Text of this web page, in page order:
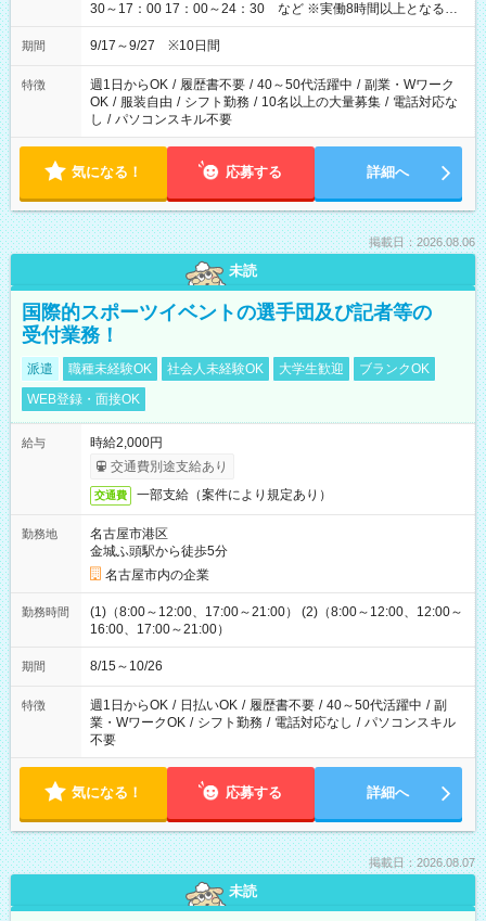
30～17：00 17：00～24：30 など ※実働8時間以上となる勤
務もあります。 【休憩】60分+他休憩あり 交替で取得します。
安全面に配慮しこまめな休憩があります。
期間 9/17～9/27 ※10日間
特徴 週1日からOK / 履歴書不要 / 40～50代活躍中 / 副業・Wワーク
OK / 服装自由 / シフト勤務 / 10名以上の大量募集 / 電話対応な
し / パソコンスキル不要
気になる！ 応募する 詳細へ
掲載日：2026.08.06
未読
国際的スポーツイベントの選手団及び記者等の
受付業務！
派遣 職種未経験OK 社会人未経験OK 大学生歓迎
ブランクOK
WEB登録・面接OK
給与
時給2,000円
交通費別途支給あり
交通費 一部支給（案件により規定あり）
勤務地
名古屋市港区
金城ふ頭駅から徒歩5分
名古屋市内の企業
勤務時間
(1)（8:00～12:00、17:00～21:00） (2)（8:00～12:00、12:00～
16:00、17:00～21:00）
期間 8/15～10/26
特徴 週1日からOK / 日払いOK / 履歴書不要 / 40～50代活躍中 / 副
業・WワークOK / シフト勤務 / 電話対応なし / パソコンスキル
不要
気になる！ 応募する 詳細へ
掲載日：2026.08.07
未読